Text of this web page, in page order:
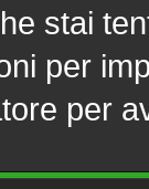
stai
per
per